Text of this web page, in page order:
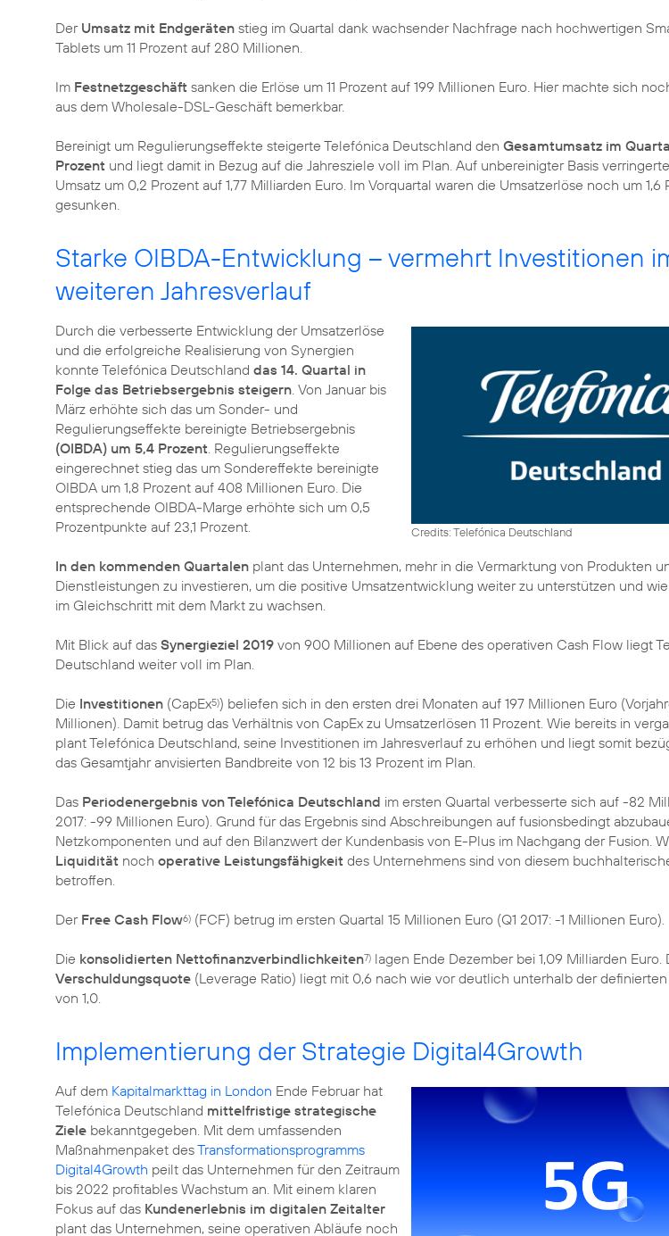
Der Umsatz mit Endgeräten stieg im Quartal dank wachsender Nachfrage nach hochwertigen
Tablets um 11 Prozent auf 280 Millionen.
Im Festnetzgeschäft sanken die Erlöse um 11 Prozent auf 199 Millionen Euro. Hier machte sich
aus dem Wholesale-DSL-Geschäft bemerkbar.
Bereinigt um Regulierungseffekte steigerte Telefónica Deutschland den Gesamtumsatz im
Prozent und liegt damit in Bezug auf die Jahresziele voll im Plan. Auf unbereinigter Basis
Umsatz um 0,2 Prozent auf 1,77 Milliarden Euro. Im Vorquartal waren die Umsatzerlöse noch um 1,6
gesunken.
Starke OIBDA-Entwicklung – vermehrt Investitionen
weiteren Jahresverlauf
Credits: Telefónica Deutschland
Durch die verbesserte Entwicklung der Umsatzerlöse
und die erfolgreiche Realisierung von Synergien
konnte Telefónica Deutschland das 14. Quartal in
Folge das Betriebsergebnis steigern. Von Januar bis
März erhöhte sich das um Sonder- und
Regulierungseffekte bereinigte Betriebsergebnis
(OIBDA) um 5,4 Prozent. Regulierungseffekte
eingerechnet stieg das um Sondereffekte bereinigte
OIBDA um 1,8 Prozent auf 408 Millionen Euro. Die
entsprechende OIBDA-Marge erhöhte sich um 0,5
Prozentpunkte auf 23,1 Prozent.
In den kommenden Quartalen plant das Unternehmen, mehr in die Vermarktung von Produkten
Dienstleistungen zu investieren, um die positive Umsatzentwicklung weiter zu unterstützen und
im Gleichschritt mit dem Markt zu wachsen.
Mit Blick auf das Synergieziel 2019 von 900 Millionen auf Ebene des operativen Cash Flow liegt
Deutschland weiter voll im Plan.
Die Investitionen (CapEx5)) beliefen sich in den ersten drei Monaten auf 197 Millionen Euro
Millionen). Damit betrug das Verhältnis von CapEx zu Umsatzerlösen 11 Prozent. Wie bereits in
plant Telefónica Deutschland, seine Investitionen im Jahresverlauf zu erhöhen und liegt somit
das Gesamtjahr anvisierten Bandbreite von 12 bis 13 Prozent im Plan.
Das Periodenergebnis von Telefónica Deutschland im ersten Quartal verbesserte sich auf -82
2017: -99 Millionen Euro). Grund für das Ergebnis sind Abschreibungen auf fusionsbedingt
Netzkomponenten und auf den Bilanzwert der Kundenbasis von E-Plus im Nachgang der Fusion.
Liquidität noch operative Leistungsfähigkeit des Unternehmens sind von diesem
betroffen.
Der Free Cash Flow6) (FCF) betrug im ersten Quartal 15 Millionen Euro (Q1 2017: -1 Millionen Euro).
Die konsolidierten Nettofinanzverbindlichkeiten7) lagen Ende Dezember bei 1,09 Milliarden Euro.
Verschuldungsquote (Leverage Ratio) liegt mit 0,6 nach wie vor deutlich unterhalb der
von 1,0.
Implementierung der Strategie Digital4Growth
Auf dem Kapitalmarkttag in London Ende Februar hat
Telefónica Deutschland mittelfristige strategische
Ziele bekanntgegeben. Mit dem umfassenden
Maßnahmenpaket desTransformationsprogramms
Digital4Growth peilt das Unternehmen für den Zeitraum
bis 2022 profitables Wachstum an. Mit einem klaren
Fokus auf das Kundenerlebnis im digitalen Zeitalter
plant das Unternehmen, seine operativen Abläufe noch